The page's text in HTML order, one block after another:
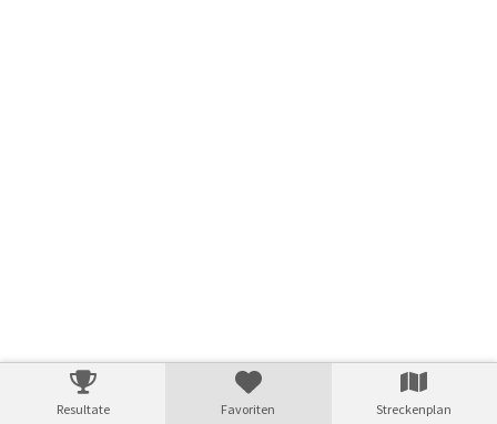
Resultate Favoriten Streckenplan